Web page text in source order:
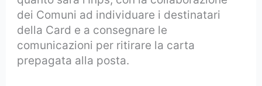
dei Comuni ad individuare i destinatari
della Card e a consegnare le
comunicazioni per ritirare la carta
prepagata alla posta.